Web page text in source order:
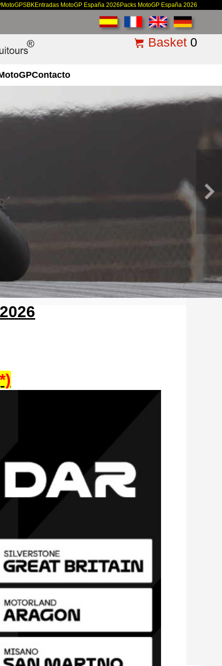
MotoGPSBKEntradas MotoGP España 2026 Packs MotoGP España 2026
Basket 0
Contacto